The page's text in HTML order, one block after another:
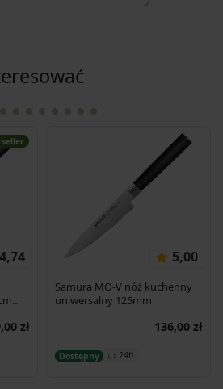
4,74
zł
5,00
Samura MO-V nóż kuchenny
uniwersalny 125mm
136,00 zł
Dostępny 24h
Dodaj do koszyka